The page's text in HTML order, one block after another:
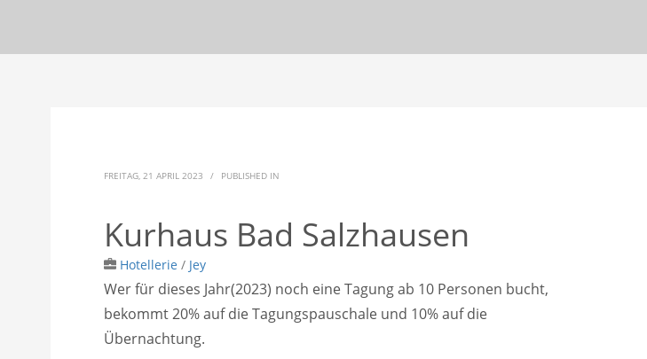
FREITAG, 21 APRIL 2023 / PUBLISHED IN
Kurhaus Bad Salzhausen
Hotellerie / Jey
Wer für dieses Jahr(2023) noch eine Tagung ab 10 Personen bucht,
bekommt 20% auf die Tagungspauschale und 10% auf die
Übernachtung.